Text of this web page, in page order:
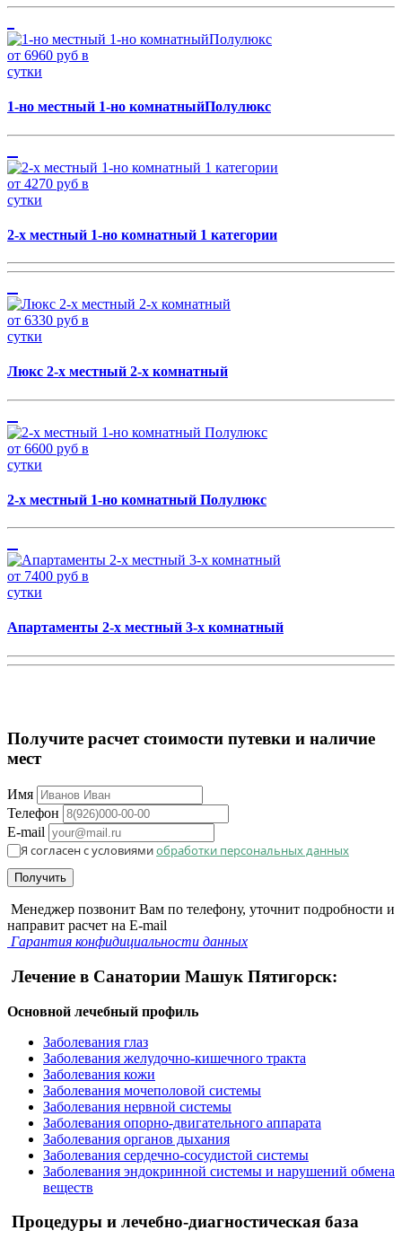
от 6960 руб в
сутки
1-но местный 1-но комнатныйПолулюкс
от 4270 руб в
сутки
2-х местный 1-но комнатный 1 категории
от 6330 руб в
сутки
Люкс 2-х местный 2-х комнатный
от 6600 руб в
сутки
2-х местный 1-но комнатный Полулюкс
от 7400 руб в
сутки
Апартаменты 2-х местный 3-х комнатный
Получите расчет стоимости путевки и наличие
мест
Имя
Телефон
E-mail
Я согласен с условиямиобработки персональных данных
Получить
Менеджер позвонит Вам по телефону, уточнит подробности и
направит расчет на E-mail
Гарантия конфидициальности данных
Лечение в Санатории Машук Пятигорск:
Основной лечебный профиль
Заболевания глаз
Заболевания желудочно-кишечного тракта
Заболевания кожи
Заболевания мочеполовой системы
Заболевания нервной системы
Заболевания опорно-двигательного аппарата
Заболевания органов дыхания
Заболевания сердечно-сосудистой системы
Заболевания эндокринной системы и нарушений обмена
веществ
Процедуры и лечебно-диагностическая база